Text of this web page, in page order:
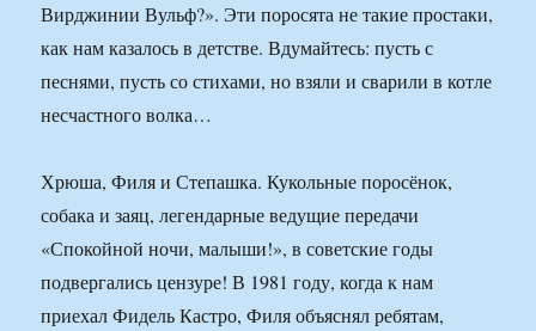
Вирджинии Вульф?». Эти поросята не такие простаки,
как нам казалось в детстве. Вдумайтесь: пусть с
песнями, пусть со стихами, но взяли и сварили в котле
несчастного волка…
Хрюша, Филя и Степашка. Кукольные поросёнок,
собака и заяц, легендарные ведущие передачи
«Спокойной ночи, малыши!», в советские годы
подвергались цензуре! В 1981 году, когда к нам
приехал Фидель Кастро, Филя объяснял ребятам,